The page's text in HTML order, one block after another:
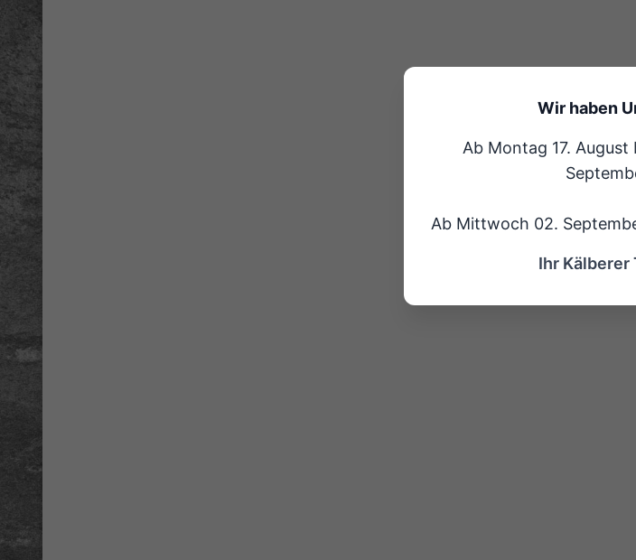
Wir haben
Ab Montag 17. August
Ab Mittwoch 02.
Ihr Kälberer